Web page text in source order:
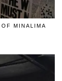
OF MINALIMA